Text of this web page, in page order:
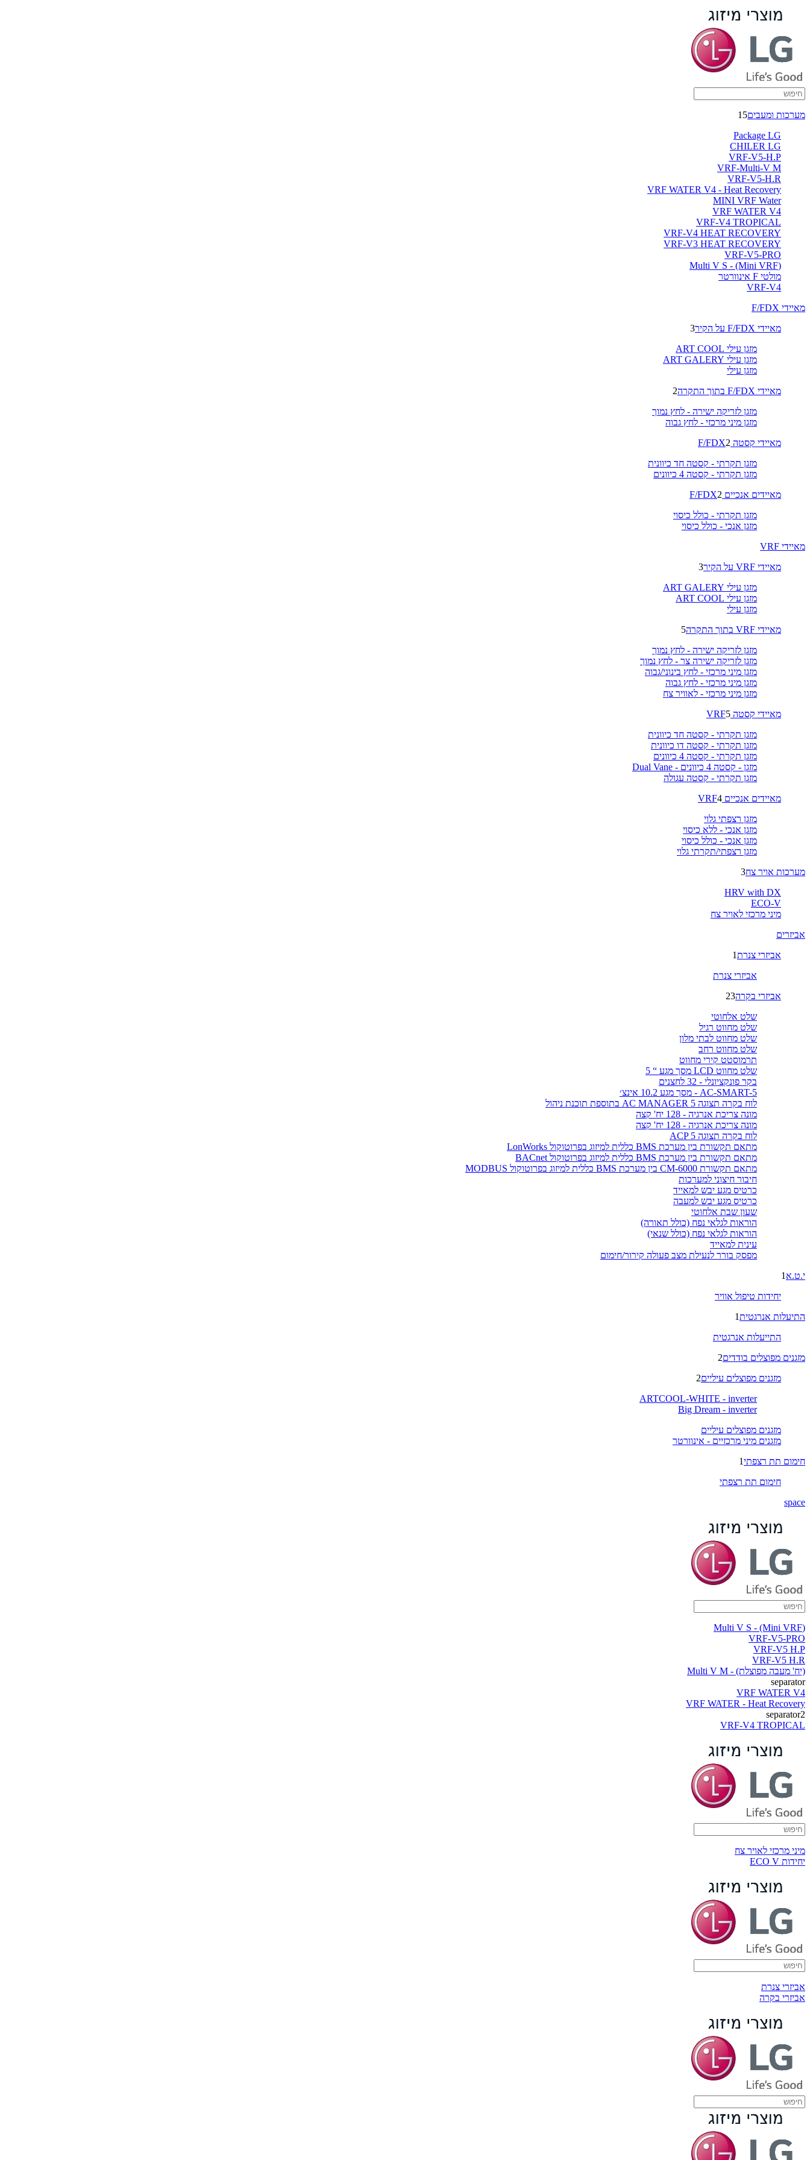
מערכות ומעבים15
Package LG
CHILER LG
VRF-V5-H.P
VRF-Multi-V M
VRF-V5-H.R
VRF WATER V4 - Heat Recovery
MINI VRF Water
VRF WATER V4
VRF-V4 TROPICAL
VRF-V4 HEAT RECOVERY
VRF-V3 HEAT RECOVERY
VRF-V5-PRO
(Multi V S - (Mini VRF
מולטי F אינוורטר
VRF-V4
מאיידי F/FDX
מאיידי F/FDX על הקיר
3
מזגן עילי ART COOL
מזגן עילי ART GALERY
מזגן עילי
מאיידי F/FDX בתוך התקרה
2
מזגן לזריקה ישירה - לחץ נמוך
מזגן מיני מרכזי - לחץ גבוה
מאיידי קסטה F/FDX 2
מזגן תקרתי - קסטה חד כיוונית
מזגן תקרתי - קסטה 4 כיוונים
מאיידים אנכיים F/FDX 2
מזגן תקרתי - כולל כיסוי
מזגן אנכי - כולל כיסוי
מאיידי VRF
מאיידי VRF על הקיר
3
מזגן עילי ART GALERY
מזגן עילי ART COOL
מזגן עילי
מאיידי VRF בתוך התקרה
5
מזגן לזריקה ישירה - לחץ נמוך
מזגן לזריקה ישירה צר - לחץ נמוך
מזגן מיני מרכזי - לחץ בינוני/גבוה
מזגן מיני מרכזי - לחץ גבוה
מזגן מיני מרכזי - לאוויר צח
מאיידי קסטה VRF 5
מזגן תקרתי - קסטה חד כיוונית
מזגן תקרתי - קסטה דו כיוונית
מזגן תקרתי - קסטה 4 כיוונים
מזגן - קסטה 4 כיוונים - Dual Vane
מזגן תקרתי - קסטה עגולה
מאיידים אנכיים VRF 4
מזגן רצפתי גלוי
מזגן אנכי - ללא כיסוי
מזגן אנכי - כולל כיסוי
מזגן רצפתי/תקרתי גלוי
מערכות אויר צח3
HRV with DX
ECO-V
מיני מרכזי לאויר צח
אביזרים
אביזרי צנרת1
אביזרי צנרת
אביזרי בקרה23
שלט אלחוטי
שלט מחווט רגיל
שלט מחווט לבתי מלון
שלט מחווט רחב
תרמוסטט קירי מחווט
שלט מחווט LCD מסך מגע “ 5
בקר פונקציונלי - 32 לחצנים
AC-SMART-5 - מסך מגע 10.2 אינצ׳
לוח בקרה תצוגה AC MANAGER 5 בתוספת תוכנת ניהול
מונה צריכת אנרגיה - 128 יח' קצה
מונה צריכת אנרגיה - 128 יח' קצה
לוח בקרה תצוגה ACP 5
מתאם תקשורת בין מערכת BMS כללית למיזוג בפרוטוקול LonWorks
מתאם תקשורת בין מערכת BMS כללית למיזוג בפרוטוקול BACnet
מתאם תקשורת CM-6000 בין מערכת BMS כללית למיזוג בפרוטוקול MODBUS
חיבור חיצוני למערכות
כרטיס מגע יבש למאייד
כרטיס מגע יבש למעבה
שעון שבת אלחוטי
הוראות לגלאי נפח (כולל תאורה)
הוראות לגלאי נפח (כולל שנאי)
עינית למאייד
מפסק בורר לנעילת מצב פעולה קירור/חימום
י.ט.א 1
יחידות טיפול אוויר
התיעלות אנרגטית1
התייעלות אנרגטית
מזגנים מפוצלים בודדים2
מזגנים מפוצלים עיליים2
ARTCOOL-WHITE - inverter
Big Dream - inverter
מזגנים מפוצלים עיליים
מזגנים מיני מרכזיים - אינוורטר
חימום תת רצפתי1
חימום תת רצפתי
space
(Multi V S - (Mini VRF
VRF-V5-PRO
VRF-V5 H.P
VRF-V5 H.R
(יח' מעבה מפוצלת) - Multi V M
separator
VRF WATER V4
VRF WATER - Heat Recovery
separator2
VRF-V4 TROPICAL
מיני מרכזי לאויר צח
יחידות ECO V
אביזרי צנרת
אביזרי בקרה